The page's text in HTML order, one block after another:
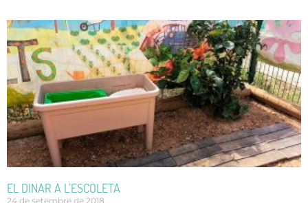
EL DINAR A L’ESCOLETA
24 de setembre de 2018